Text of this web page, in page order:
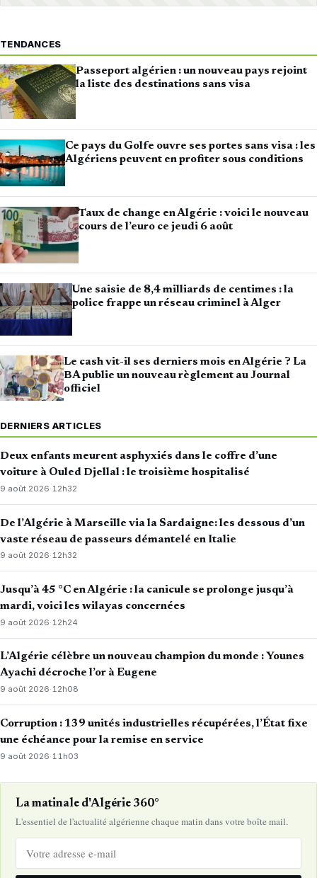
TENDANCES
Passeport algérien : un nouveau pays rejoint
la liste des destinations sans visa
Ce pays du Golfe ouvre ses portes sans visa : les
Algériens peuvent en profiter sous conditions
Taux de change en Algérie : voici le nouveau
cours de l’euro ce jeudi 6 août
Une saisie de 8,4 milliards de centimes : la
police frappe un réseau criminel à Alger
Le cash vit-il ses derniers mois en Algérie ? La
BA publie un nouveau règlement au Journal
officiel
DERNIERS ARTICLES
Deux enfants meurent asphyxiés dans le coffre d’une
voiture à Ouled Djellal : le troisième hospitalisé
9 août 2026·12h32
De l’Algérie à Marseille via la Sardaigne: les dessous d’un
vaste réseau de passeurs démantelé en Italie
9 août 2026·12h32
Jusqu’à 45 °C en Algérie : la canicule se prolonge jusqu’à
mardi, voici les wilayas concernées
9 août 2026· 12h24
L’Algérie célèbre un nouveau champion du monde : Younes
Ayachi décroche l’or à Eugene
9 août 2026·12h08
Corruption : 139 unités industrielles récupérées, l’État fixe
une échéance pour la remise en service
9 août 2026· 11h03
La matinale d'Algérie 360°
L'essentiel de l'actualité algérienne chaque matin dans votre boîte mail.